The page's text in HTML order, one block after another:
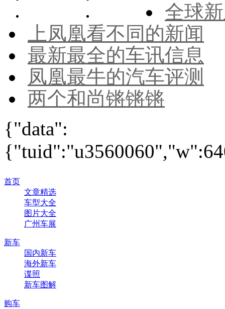
全球
上凤凰看不同的新闻
最新最全的车讯信息
凤凰最牛的汽车评测
两个和尚锵锵锵
{"data":
首页
文章精选
车型大全
图片大全
广州车展
新车
国内新车
海外新车
谍照
新车图解
购车